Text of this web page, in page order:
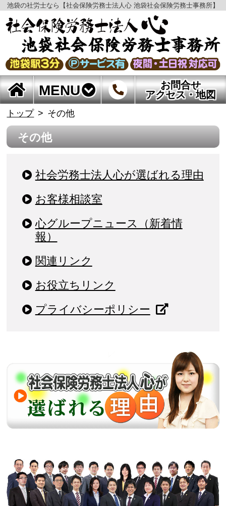
池袋の社労士なら【社会保険労務士法人心 池袋社会保険労務士事務所】
MENU
お問合せ
アクセス・地図
トップ その他
その他
社会労務士法人心が選ばれる理由
お客様相談室
心グループニュース（新着情
報）
関連リンク
お役立ちリンク
プライバシーポリシー